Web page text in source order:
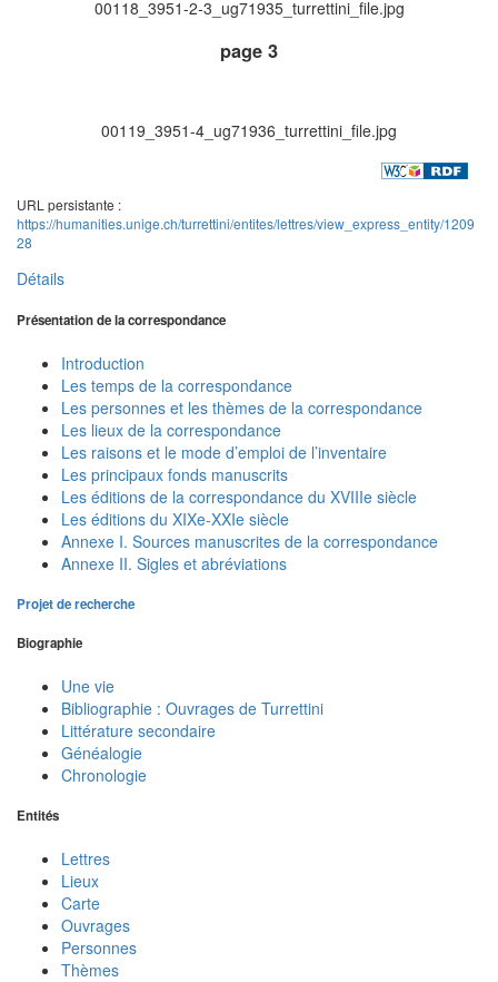
00118_3951-2-3_ug71935_turrettini_file.jpg
page 3
00119_3951-4_ug71936_turrettini_file.jpg
URL persistante :
https://humanities.unige.ch/turrettini/entites/lettres/view_express_entity/1209
28
Détails
Présentation de la correspondance
Introduction
Les temps de la correspondance
Les personnes et les thèmes de la correspondance
Les lieux de la correspondance
Les raisons et le mode d’emploi de l’inventaire
Les principaux fonds manuscrits
Les éditions de la correspondance du XVIIIe siècle
Les éditions du XIXe-XXIe siècle
Annexe I. Sources manuscrites de la correspondance
Annexe II. Sigles et abréviations
Projet de recherche
Biographie
Une vie
Bibliographie : Ouvrages de Turrettini
Littérature secondaire
Généalogie
Chronologie
Entités
Lettres
Lieux
Carte
Ouvrages
Personnes
Thèmes